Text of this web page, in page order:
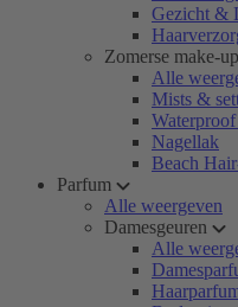
Gezicht &
Zomerse make-
Alle
Mists &
Nagellak
Beach
Parfum
Alle weergeven
Damesgeuren
Alle